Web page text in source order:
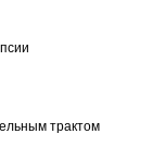
трактом